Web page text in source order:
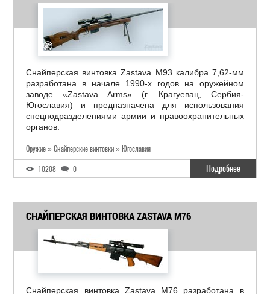
Снайперская винтовка Zastava M93 калибра 7,62-мм
разработана в начале 1990-х годов на оружейном
заводе «Zastava Arms» (г. Крагуевац, Сербия-
Югославия) и предназначена для использования
спецподразделениями армии и правоохранительных
органов.
Оружие » Снайперские винтовки » Югославия
10208 0 Подробнее
СНАЙПЕРСКАЯ ВИНТОВКА ZASTAVA M76
Снайперская винтовка Zastava M76 разработана в